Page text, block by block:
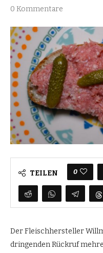
0 Kommentare
TEILEN 0
Der Fleischhersteller
dringenden Rückruf